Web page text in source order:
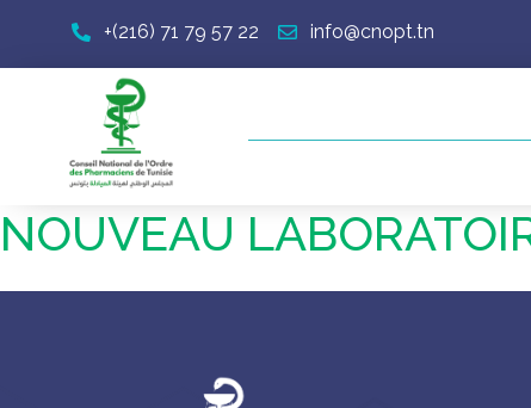
+(216) 71 79 57 22 info@cnopt.tn
NOUVEAU